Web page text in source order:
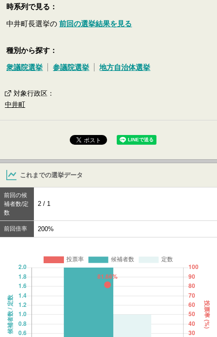
時系列で見る：
中井町長選挙の前回の選挙結果を見る
種別から探す：
衆議院選挙 参議院選挙 地方自治体選挙
対象行政区 ：
中井町
これまでの選挙データ
前回の候
補者数/定
数
2 / 1
前回倍率 200%